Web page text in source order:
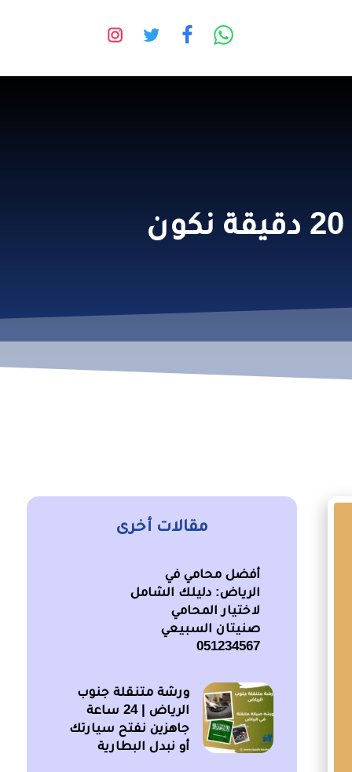
فتح باب السيارة و المفتاح بالداخل كامري | خلال 20 دقيقة نكون
مقالات أخرى
أفضل محامي في
الرياض: دليلك الشامل
لاختيار المحامي
صنيتان السبيعي
051234567
ورشة متنقلة جنوب
الرياض | 24 ساعة
جاهزين نفتح سيارتك
أو نبدل البطارية